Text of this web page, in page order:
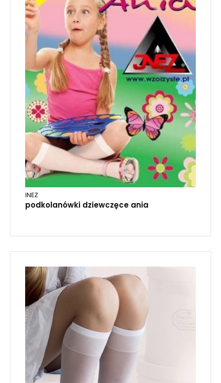
INEZ
podkolanówki dziewczęce ania